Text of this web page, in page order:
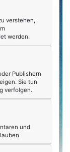
verstehen,
werden.
Publishern
Sie tun
verfolgen.
und